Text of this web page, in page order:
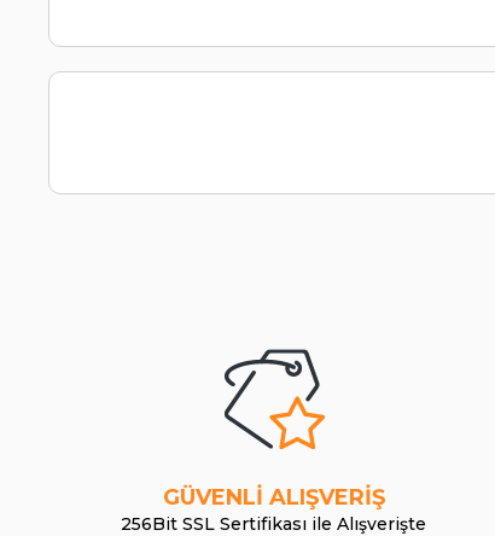
GÜVENLİ ALIŞVERİŞ
256Bit SSL Sertifikası ile Alışverişte